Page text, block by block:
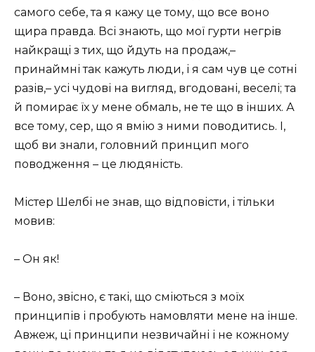
самого себе, та я кажу це тому, що все воно
щира правда. Всі знають, що мої гурти негрів
найкращі з тих, що йдуть на продаж,–
принаймні так кажуть люди, і я сам чув це сотні
разів,– усі чудові на вигляд, вгодовані, веселі; та
й помирає їх у мене обмаль, не те що в інших. А
все тому, сер, що я вмію з ними поводитись. І,
щоб ви знали, головний принцип мого
поводження – це людяність.
Містер Шелбі не знав, що відповісти, і тільки
мовив:
– Он як!
– Воно, звісно, є такі, що сміються з моїх
принципів і пробують намовляти мене на інше.
Авжеж, ці принципи незвичайні і не кожному